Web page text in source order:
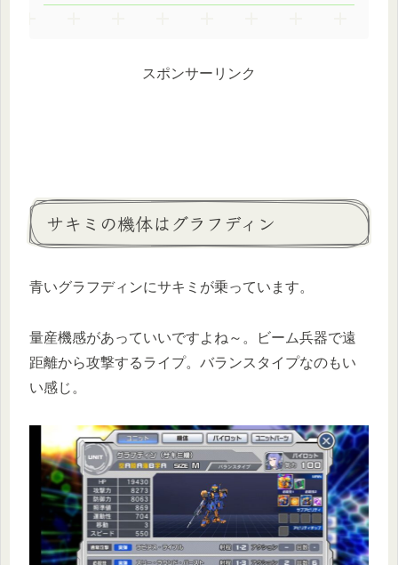
スポンサーリンク
サキミの機体はグラフディン
青いグラフディンにサキミが乗っています。
量産機感があっていいですよね～。ビーム兵器で遠
距離から攻撃するライプ。バランスタイプなのもい
い感じ。